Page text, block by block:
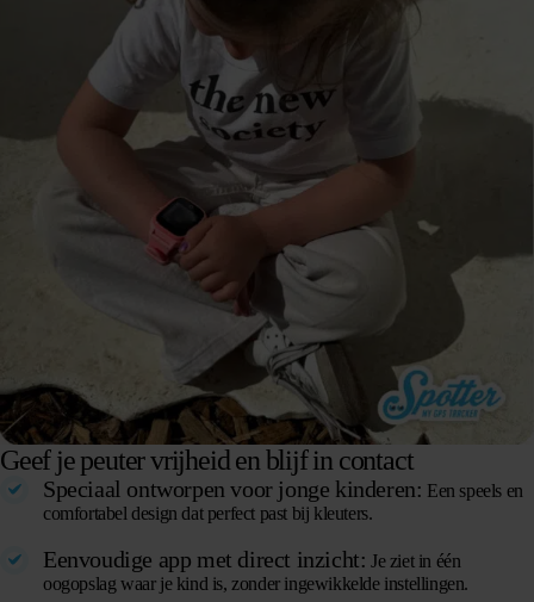
Geef je peuter vrijheid en blijf in contact
Speciaal ontworpen voor jonge kinderen: Een speels en
comfortabel design dat perfect past bij kleuters.
Eenvoudige app met direct inzicht: Je ziet in één
oogopslag waar je kind is, zonder ingewikkelde instellingen.